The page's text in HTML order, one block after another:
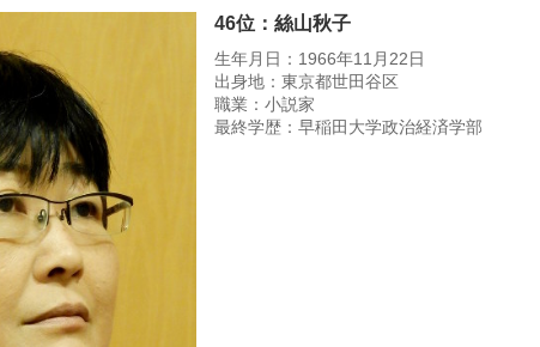
46位：絲山秋子
生年月日：1966年11月22日
出身地：東京都世田谷区
職業：小説家
最終学歴：早稲田大学政治経済学部